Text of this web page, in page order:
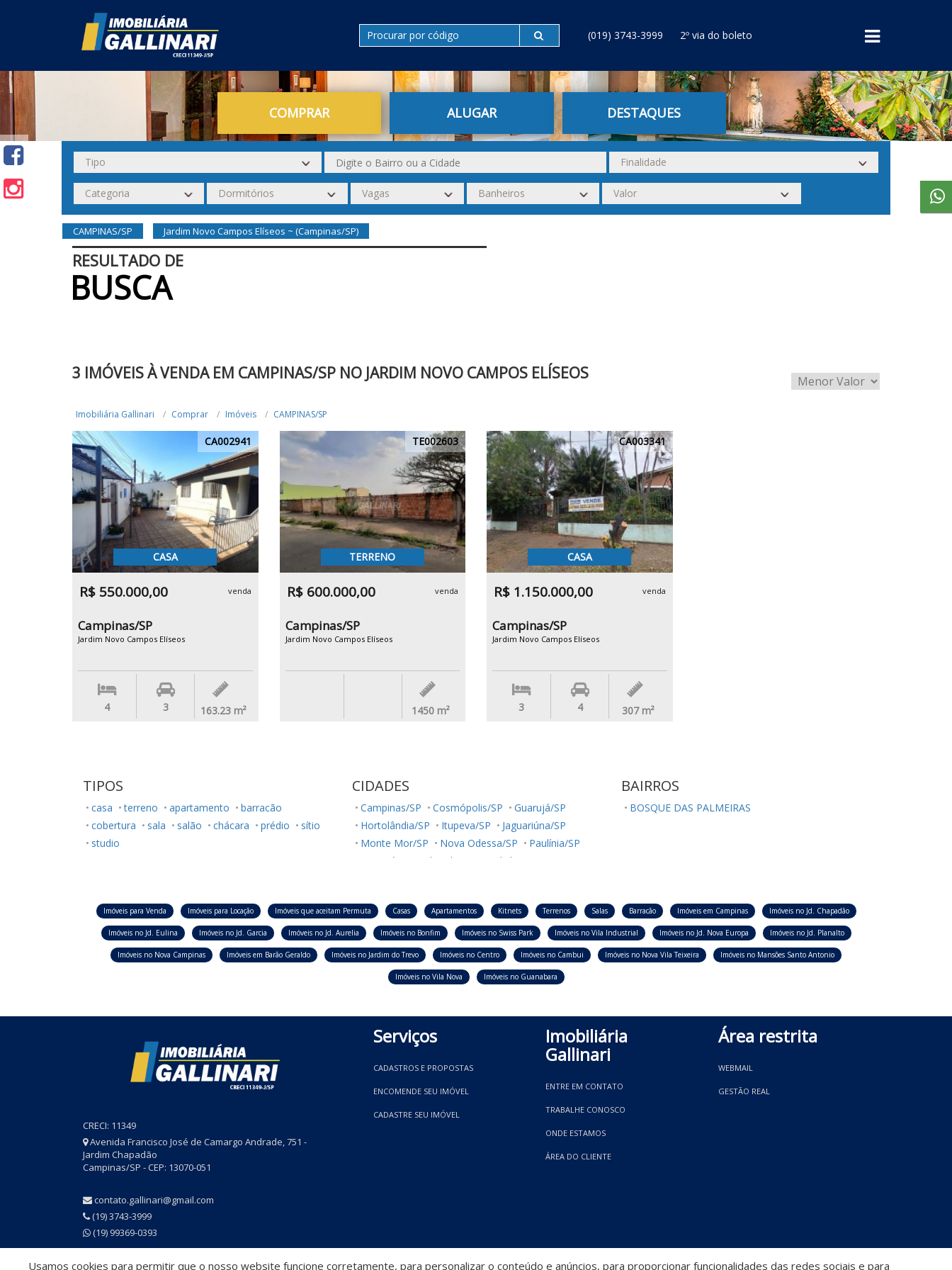
(019) 3743-3999 2º via do boleto
COMPRAR ALUGAR DESTAQUES
CAMPINAS/SP Jardim Novo Campos Elíseos ~ (Campinas/SP)
RESULTADO DE
BUSCA
3 IMÓVEIS À VENDA EM CAMPINAS/SP NO JARDIM NOVO CAMPOS ELÍSEOS
Imobiliária Gallinari Comprar Imóveis CAMPINAS/SP
CA002941
CASA
R$ 550.000,00 venda
Campinas/SP
Jardim Novo Campos Elíseos
4 3 163.23 m²
TE002603
TERRENO
R$ 600.000,00 venda
Campinas/SP
Jardim Novo Campos Elíseos
1450 m²
CA003341
CASA
R$ 1.150.000,00 venda
Campinas/SP
Jardim Novo Campos Elíseos
3 4 307 m²
TIPOS
casa terreno apartamento
barracão
cobertura
sala salão chácara prédio
sítio
studio
CIDADES
Campinas/SP Cosmópolis/SP
Guarujá/SP
Hortolândia/SP
Itupeva/SP
Jaguariúna/SP
Monte Mor/SP
Nova Odessa/SP
Paulínia/SP
Sumaré/SP
Ubatuba/SP
Valinhos/SP
BAIRROS
BOSQUE DAS PALMEIRAS
Imóveis para Venda Imóveis para Locação Imóveis que aceitam Permuta Casas Apartamentos Kitnets Terrenos Salas Barracão Imóveis em Campinas Imóveis no Jd. Chapadão
Imóveis no Jd. Eulina Imóveis no Jd. Garcia Imóveis no Jd. Aurelia Imóveis no Bonfim Imóveis no Swiss Park Imóveis no Vila Industrial Imóveis no Jd. Nova Europa Imóveis no Jd. Planalto
Imóveis no Nova Campinas Imóveis em Barão Geraldo Imóveis no Jardim do Trevo Imóveis no Centro Imóveis no Cambui Imóveis no Nova Vila Teixeira Imóveis no Mansões Santo Antonio
Imóveis no Vila Nova Imóveis no Guanabara
CRECI: 11349
Avenida Francisco José de Camargo Andrade, 751 -
Jardim Chapadão
Campinas/SP - CEP: 13070-051
contato.gallinari@gmail.com
(19) 3743-3999
(19) 99369-0393
Serviços
CADASTROS E PROPOSTAS
ENCOMENDE SEU IMÓVEL
CADASTRE SEU IMÓVEL
Imobiliária
Gallinari
ENTRE EM CONTATO
TRABALHE CONOSCO
ONDE ESTAMOS
ÁREA DO CLIENTE
Área restrita
WEBMAIL
GESTÃO REAL
Usamos cookies para permitir que o nosso website funcione corretamente, para personalizar o conteúdo e anúncios, para proporcionar funcionalidades das redes sociais e para